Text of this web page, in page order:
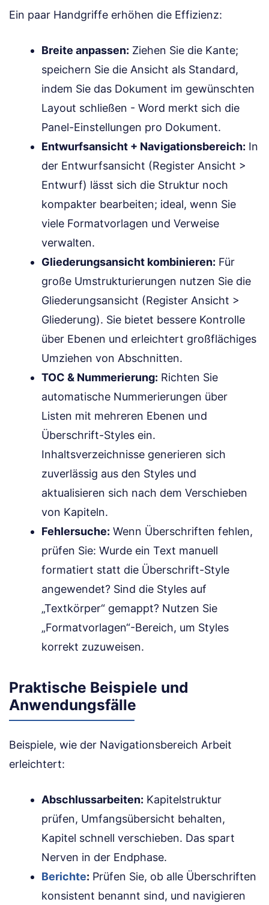
Ein paar Handgriffe erhöhen die Effizienz:
Breite anpassen: Ziehen Sie die Kante;
speichern Sie die Ansicht als Standard,
indem Sie das Dokument im gewünschten
Layout schließen - Word merkt sich die
Panel-Einstellungen pro Dokument.
Entwurfsansicht + Navigationsbereich: In
der Entwurfsansicht (Register Ansicht >
Entwurf) lässt sich die Struktur noch
kompakter bearbeiten; ideal, wenn Sie
viele Formatvorlagen und Verweise
verwalten.
Gliederungsansicht kombinieren: Für
große Umstrukturierungen nutzen Sie die
Gliederungsansicht (Register Ansicht >
Gliederung). Sie bietet bessere Kontrolle
über Ebenen und erleichtert großflächiges
Umziehen von Abschnitten.
TOC & Nummerierung: Richten Sie
automatische Nummerierungen über
Listen mit mehreren Ebenen und
Überschrift-Styles ein.
Inhaltsverzeichnisse generieren sich
zuverlässig aus den Styles und
aktualisieren sich nach dem Verschieben
von Kapiteln.
Fehlersuche: Wenn Überschriften fehlen,
prüfen Sie: Wurde ein Text manuell
formatiert statt die Überschrift-Style
angewendet? Sind die Styles auf
„Textkörper“ gemappt? Nutzen Sie
„Formatvorlagen“-Bereich, um Styles
korrekt zuzuweisen.
Praktische Beispiele und
Anwendungsfälle
Beispiele, wie der Navigationsbereich Arbeit
erleichtert:
Abschlussarbeiten: Kapitelstruktur
prüfen, Umfangsübersicht behalten,
Kapitel schnell verschieben. Das spart
Nerven in der Endphase.
Berichte: Prüfen Sie, ob alle Überschriften
konsistent benannt sind, und navigieren